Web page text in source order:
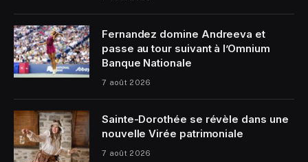
Fernandez domine Andreeva et
passe au tour suivant à l’Omnium
Banque Nationale
7 août 2026
Sainte-Dorothée se révèle dans une
nouvelle Virée patrimoniale
7 août 2026